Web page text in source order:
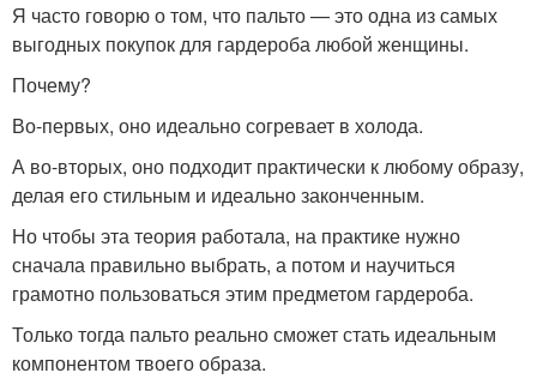
Я часто говорю о том, что пальто — это одна из самых
выгодных покупок для гардероба любой женщины.
Почему?
Во-первых, оно идеально согревает в холода.
А во-вторых, оно подходит практически к любому образу,
делая его стильным и идеально законченным.
Но чтобы эта теория работала, на практике нужно
сначала правильно выбрать, а потом и научиться
грамотно пользоваться этим предметом гардероба.
Только тогда пальто реально сможет стать идеальным
компонентом твоего образа.